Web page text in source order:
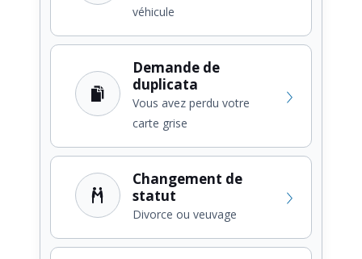
véhicule
Demande de
duplicata
Vous avez perdu votre
carte grise
Changement de
statut
Divorce ou veuvage